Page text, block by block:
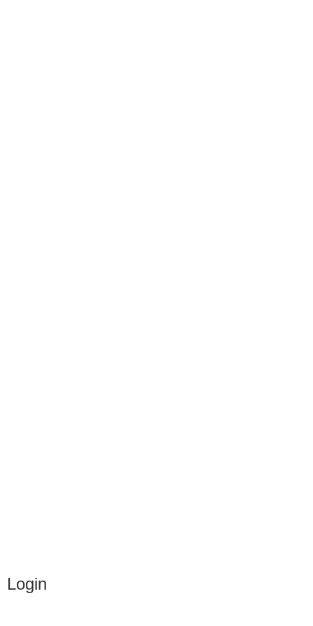
Login